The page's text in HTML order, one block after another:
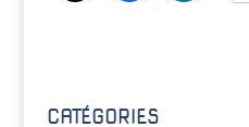
CATÉGORIES